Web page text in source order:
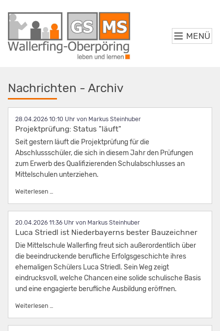
MENÜ
Nachrichten - Archiv
28.04.2026 10:10 von Markus Steinhuber
Projektprüfung: Status "läuft"
Seit gestern läuft die Projektprüfung für die
Abschlussschüler, die sich in diesem Jahr den Prüfungen
zum Erwerb des Qualifizierenden Schulabschlusses an
Mittelschulen unterziehen.
Weiterlesen …
20.04.2026 11:36 von Markus Steinhuber
Luca Striedl ist Niederbayerns bester Bauzeichner
Die Mittelschule Wallerfing freut sich außerordentlich über
die beeindruckende berufliche Erfolgsgeschichte ihres
ehemaligen Schülers Luca Striedl. Sein Weg zeigt
eindrucksvoll, welche Chancen eine solide schulische Basis
und eine engagierte berufliche Ausbildung eröffnen.
Weiterlesen …